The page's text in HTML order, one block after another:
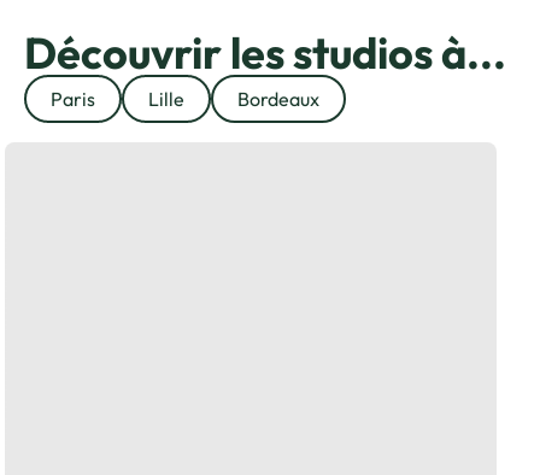
Découvrir les studios à...
Paris Lille Bordeaux